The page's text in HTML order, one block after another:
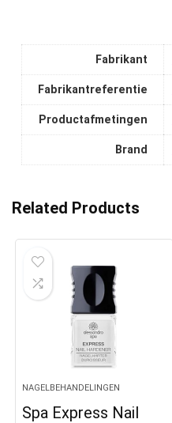
Fabrikant
Fabrikantreferentie
Productafmetingen
Brand
Related Products
NAGELBEHANDELINGEN
Spa Express Nail